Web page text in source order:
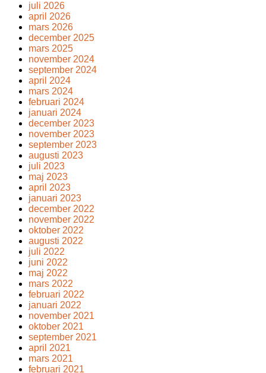
juli 2026
april 2026
mars 2026
december 2025
mars 2025
november 2024
september 2024
april 2024
mars 2024
februari 2024
januari 2024
december 2023
november 2023
september 2023
augusti 2023
juli 2023
maj 2023
april 2023
januari 2023
december 2022
november 2022
oktober 2022
augusti 2022
juli 2022
juni 2022
maj 2022
mars 2022
februari 2022
januari 2022
november 2021
oktober 2021
september 2021
april 2021
mars 2021
februari 2021